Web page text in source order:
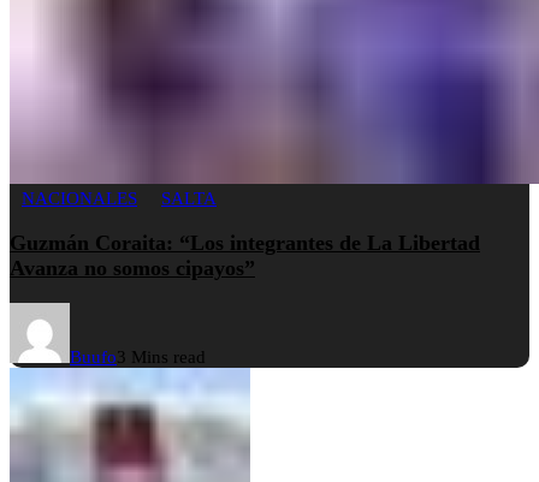
NACIONALES SALTA
Guzmán Coraita: “Los integrantes de La Libertad
Avanza no somos cipayos”
Buufo3 Mins read